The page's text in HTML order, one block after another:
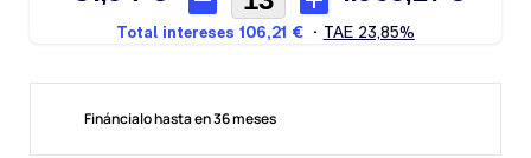
Fináncialo hasta en 36 meses